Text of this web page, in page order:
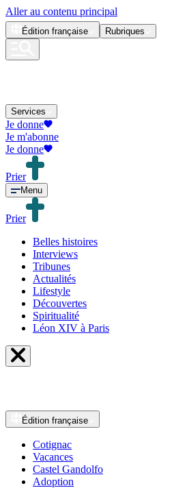
Aller au contenu principal
Édition française Rubriques
Services
Je donne
Je m'abonne
Je donne
Prier
Menu
Prier
Belles histoires
Interviews
Tribunes
Actualités
Lifestyle
Découvertes
Spiritualité
Léon XIV à Paris
Édition française
Cotignac
Vacances
Castel Gandolfo
Adoption